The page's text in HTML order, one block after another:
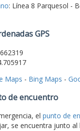
: Línea 8 Parquesol -
GPS
Maps - Bing Maps -
de encuentro
el punto de
se encuentra junto al